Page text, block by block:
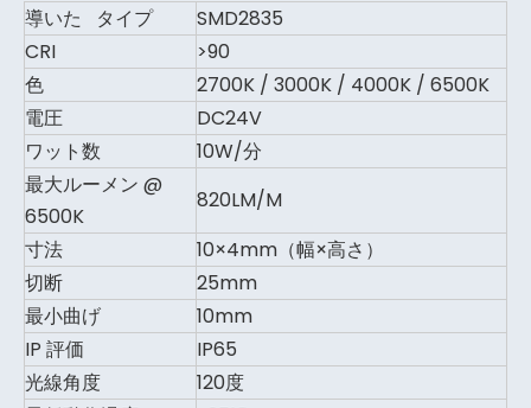
導いた タイプ
SMD2835
CRI
>90
色
2700K / 3000K / 4000K / 6500K
電圧
DC24V
ワット数
10W/分
最大ルーメン @
6500K
820LM/M
寸法
10×4mm（幅×高さ）
切断
25mm
最小曲げ
10mm
IP 評価
IP65
光線角度
120度